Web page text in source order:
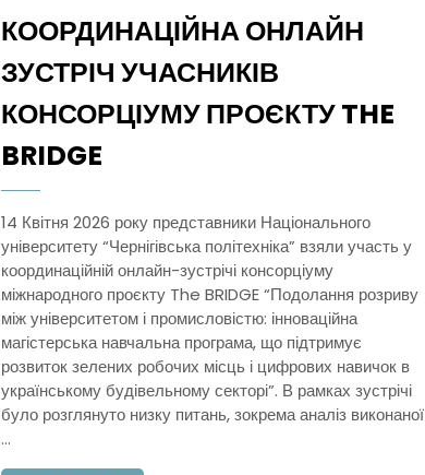
КООРДИНАЦІЙНА ОНЛАЙН
ЗУСТРІЧ УЧАСНИКІВ
КОНСОРЦІУМУ ПРОЄКТУ THE
BRIDGEКООРДИНАЦІЙНА
ЗУСТРІЧ
УЧАСНИКІВ
КОНСОРЦІУМУ
ПРОЄКТУ
THE
BRIDGE
14 Квітня 2026 року представники Національного
університету “Чернігівська політехніка” взяли участь у
координаційній онлайн-зустрічі консорціуму
міжнародного проєкту The BRIDGE “Подолання розриву
між університетом і промисловістю: інноваційна
магістерська навчальна програма, що підтримує
розвиток зелених робочих місць і цифрових навичок в
українському будівельному секторі”. В рамках зустрічі
було розглянуто низку питань, зокрема аналіз виконаної
...